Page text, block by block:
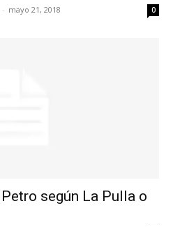
- mayo 21, 2018 0
según La Pulla o